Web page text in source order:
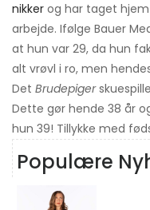
nikker og har taget
arbejde. Ifølge Bauer
at hun var 29, da hun
alt vrøvl i ro, men
Det Brudepiger
Dette gør hende 38 år
hun 39! Tillykke med
Populære